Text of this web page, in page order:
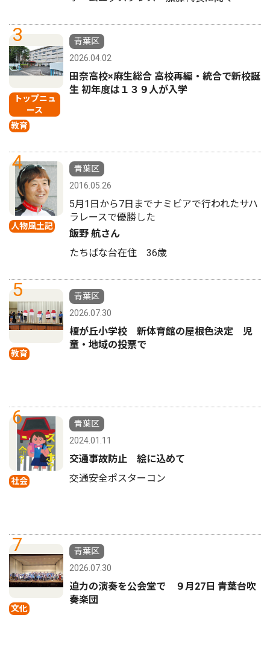
3
トップニュ
ース
教育
青葉区
2026.04.02
田奈高校×麻生総合 高校再編・統合で新校誕
生 初年度は１３９人が入学
4
人物風土記
青葉区
2016.05.26
5月1日から7日までナミビアで行われたサハ
ラレースで優勝した
飯野 航さん
たちばな台在住 36歳
5
教育
青葉区
2026.07.30
榎が丘小学校 新体育館の屋根色決定 児
童・地域の投票で
6
社会
青葉区
2024.01.11
交通事故防止 絵に込めて
交通安全ポスターコン
7
文化
青葉区
2026.07.30
迫力の演奏を公会堂で ９月27日 青葉台吹
奏楽団